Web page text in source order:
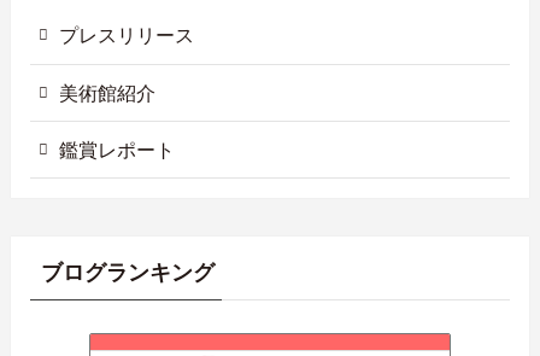
プレスリリース
美術館紹介
鑑賞レポート
ブログランキング